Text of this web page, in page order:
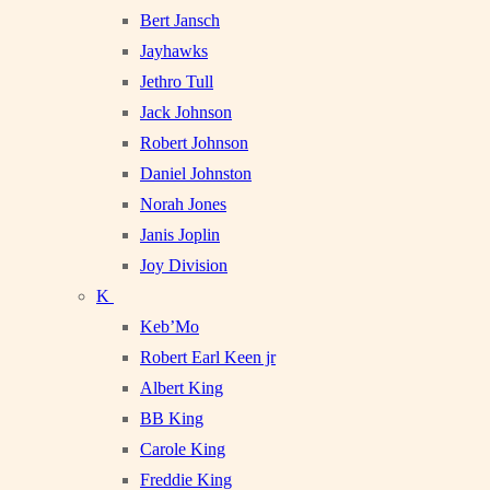
Bert Jansch
Jayhawks
Jethro Tull
Jack Johnson
Robert Johnson
Daniel Johnston
Norah Jones
Janis Joplin
Joy Division
K
Keb’Mo
Robert Earl Keen jr
Albert King
BB King
Carole King
Freddie King